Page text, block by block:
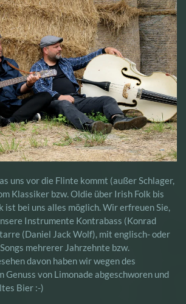
uns vor die Flinte kommt (außer Schlager,
Klassiker bzw. Oldie über Irish Folk bis
ist bei uns alles möglich. Wir erfreuen Sie,
Instrumente Kontrabass (Konrad
(Daniel Jack Wolf), mit englisch- oder
mehrerer Jahrzehnte bzw.
davon haben wir wegen des
Genuss von Limonade abgeschworen und
Bier :-)